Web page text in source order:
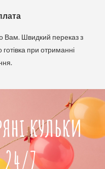
Вам. Швидкий переказ з
при отриманні
кульки
7